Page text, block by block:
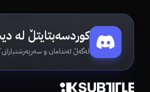
کوردسەبتایتڵ لە
لەگەڵ ئەندامان و